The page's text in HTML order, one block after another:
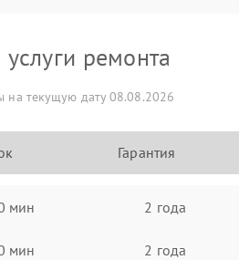
ремонта
на текущую дату 08.08.2026
Гарантия
мин 2 года
мин 2 года